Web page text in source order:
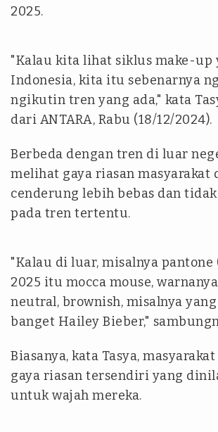
2025.
"Kalau kita lihat siklus make-up
Indonesia, kita itu sebenarnya
ngikutin tren yang ada," kata
dari ANTARA, Rabu (18/12/2024).
Berbeda dengan tren di luar
melihat gaya riasan masyarakat
cenderung lebih bebas dan
pada tren tertentu.
"Kalau di luar, misalnya
2025 itu mocca mouse,
neutral, brownish, misalnya
banget Hailey Bieber,"
Biasanya, kata Tasya,
gaya riasan tersendiri yang
untuk wajah mereka.